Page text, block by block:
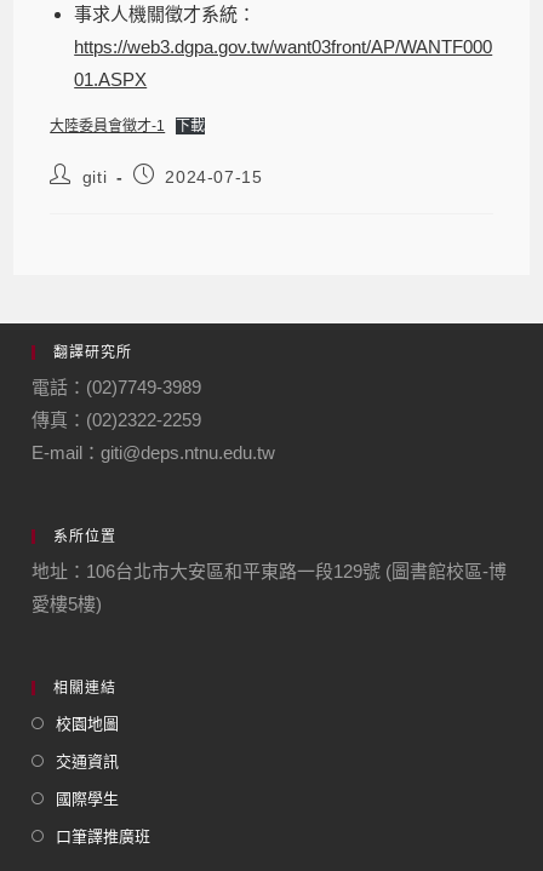
事求人機關徵才系統：
https://web3.dgpa.gov.tw/want03front/AP/WANTF000
01.ASPX
大陸委員會徵才-1 下載
giti 2024-07-15
翻譯研究所
電話：(02)7749-3989
傳真：(02)2322-2259
E-mail：giti@deps.ntnu.edu.tw
系所位置
地址：106台北市大安區和平東路一段129號 (圖書館校區-博
愛樓5樓)
相關連結
校園地圖
交通資訊
國際學生
口筆譯推廣班